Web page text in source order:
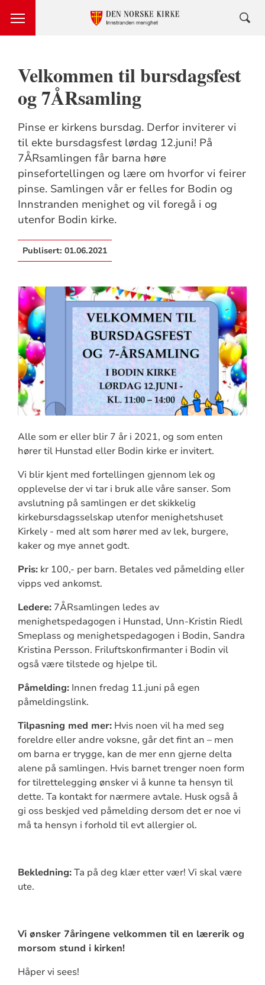
Velkommen til bursdagsfest
og 7ÅRsamling
Pinse er kirkens bursdag. Derfor inviterer vi
til ekte bursdagsfest lørdag 12.juni! På
7ÅRsamlingen får barna høre
pinsefortellingen og lære om hvorfor vi feirer
pinse. Samlingen vår er felles for Bodin og
Innstranden menighet og vil foregå i og
utenfor Bodin kirke.
Publisert: 01.06.2021
Alle som er eller blir 7 år i 2021, og som enten
hører til Hunstad eller Bodin kirke er invitert.
Vi blir kjent med fortellingen gjennom lek og
opplevelse der vi tar i bruk alle våre sanser. Som
avslutning på samlingen er det skikkelig
kirkebursdagsselskap utenfor menighetshuset
Kirkely - med alt som hører med av lek, burgere,
kaker og mye annet godt.
Pris:kr 100,- per barn. Betales ved påmelding eller
vipps ved ankomst.
Ledere:7ÅRsamlingen ledes av
menighetspedagogen i Hunstad, Unn-Kristin Riedl
Smeplass og menighetspedagogen i Bodin, Sandra
Kristina Persson. Friluftskonfirmanter i Bodin vil
også være tilstede og hjelpe til.
Påmelding:Innen fredag 11.juni på egen
påmeldingslink.
Tilpasning med mer:Hvis noen vil ha med seg
foreldre eller andre voksne, går det fint an – men
om barna er trygge, kan de mer enn gjerne delta
alene på samlingen. Hvis barnet trenger noen form
for tilrettelegging ønsker vi å kunne ta hensyn til
dette. Ta kontakt for nærmere avtale. Husk også å
gi oss beskjed ved påmelding dersom det er noe vi
må ta hensyn i forhold til evt allergier ol.
Bekledning:Ta på deg klær etter vær! Vi skal være
ute.
Vi ønsker 7åringene velkommen til en lærerik og
morsom stund i kirken!
Håper vi sees!